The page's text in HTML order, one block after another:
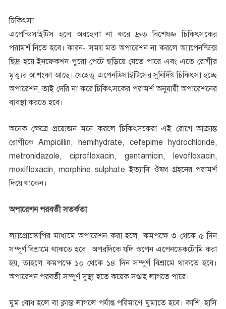
চিকিৎসা
এপেন্ডিসাইটিস হলে অবহেলা না করে দ্রুত বিশেষজ্ঞ চিকিৎসকের
পরামর্শ নিতে হবে। কারন- সময় মত অপারেশন না করলে অ্যাপেনন্ডিক্স
ছিদ্র হয়ে ইনফেকশন পুরো পেটে ছড়িয়ে যেতে পারে এবং এতে রোগীর
মৃত্যুর আশংকা আছে। যেহেতু এপেনডিসাইটিসের সুনির্দিষ্ট চিকিৎসা হচ্ছে
অপারেশন, তাই দেরি না করে চিকিৎসকের পরামর্শ অনুযায়ী অপারেশনের
ব্যবস্থা করতে হবে।
অনেক ক্ষেত্রে প্রয়োজন মনে করলে চিকিৎসকেরা এই রোগে আক্রান্ত
রোগীকে Ampicillin, hemihydrate, cefepime hydrochloride,
metronidazole, ciprofloxacin, gentamicin, levofloxacin,
moxifloxacin, morphine sulphate ইত্যাদি ঔষধ গ্রহনের পরামর্শ
দিয়ে থাকেন।
অপারেশন পরবর্তী সতর্কতা
ল্যাপ্রোস্কোপির মাধ্যমে অপারেশন করা হলে, কমপক্ষে ৩ থেকে ৫ দিন
সম্পূর্ণ বিশ্রামে থাকতে হবে। অপরদিকে যদি ওপেন এপেনডেকটোমি করা
হয়, তাহলে কমপক্ষে ১০ থেকে ১৪ দিন সম্পূর্ণ বিশ্রামে থাকতে হবে।
অপারেশন পরবর্তী সম্পূর্ণ সুস্থ্য হতে কয়েক সপ্তাহ লাগতে পারে।
ঘুম বোধ হলে বা ক্লান্ত লাগলে পর্যাপ্ত পরিমাণে ঘুমাতে হবে। কাশি, হাসি